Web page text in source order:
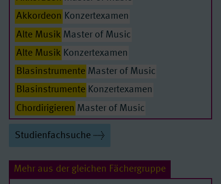
Passende Seiten
Akkordeon Konzertexamen
Alte Musik Master of Music
Alte Musik Konzertexamen
Blasinstrumente Master of Music
Blasinstrumente Konzertexamen
Chordirigieren Master of Music
Elementare Musikpädagogik/ Rhythmik
Master of Music
Studienfachsuche
Mehr aus der gleichen Fächergruppe